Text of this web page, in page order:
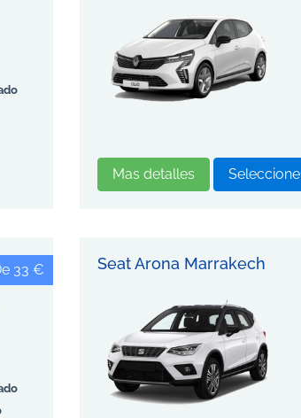
Mas detalles Seleccione
33 € Seat Arona Marrakech